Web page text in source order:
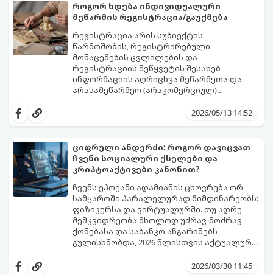
როგორ ხდება ინდივიდუალური
მეწარმის რეგისტრაცია/გაუქმება
რეგისტრაცია არის სუბიექტის
წარმოშობის, რეგისტრირებული
მონაცემების ცვლილების და
რეგისტრაციის შეწყვეტის შესახებ
ინფორმაციის აღრიცხვა მეწარმეთა და
არასამეწარმეო (არაკომერციულ)
გადაწყვეტილების მიღებით. იურიდიული
(არაკომერციული) საქმიანობა,
სავალდებულოდ უნდა დარეგისტრირდეს
რესტრში.
2026/05/13 14:52
ციფრული ანდერძი: როგორ დავიცვათ
ჩვენი სოციალური ქსელები და
კრიპტოაქტივები კანონით?
ჩვენს ეპოქაში ადამიანის ცხოვრება ორ
სამყაროში პარალელურად მიმდინარეობს:
ფიზიკურსა და ვირტუალურში. თუ ადრე
მემკვიდრეობა მხოლოდ უძრავ-მოძრავ
ქონებასა და საბანკო ანგარიშებს
გულისხმობდა, 2026 წლისთვის აქტუალური
რა ბედი ეწევა თქვენს ფოტოებს, სამუშაო
დაარეგულიროთ თქვენი ციფრული
2026/03/30 11:45